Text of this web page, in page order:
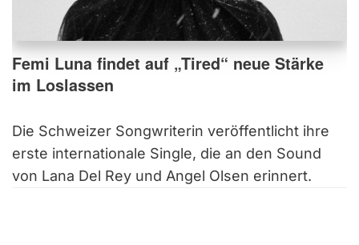
Femi Luna findet auf „Tired“ neue Stärke
im Loslassen
Die Schweizer Songwriterin veröffentlicht ihre
erste internationale Single, die an den Sound
von Lana Del Rey und Angel Olsen erinnert.